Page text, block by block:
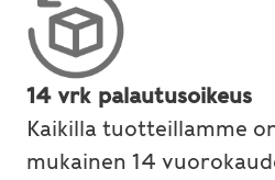
14 vrk palautusoikeus
Kaikilla tuotteillamme
mukainen 14